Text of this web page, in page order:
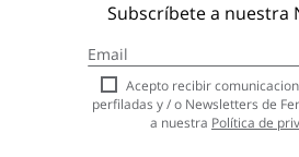
Subscríbete a nuestra
a
nuestro
boletín
de
Acepto recibir
perfiladas y / o Newsletters de
a nuestra Política de